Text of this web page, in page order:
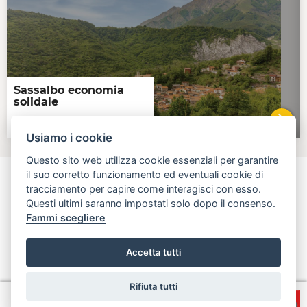
Sassalbo economia
solidale
aperta, innovativa, online
politiche del credito e turismo
info@open.toscana.it
Usiamo i cookie
Questo sito web utilizza cookie essenziali per garantire
il suo corretto funzionamento ed eventuali cookie di
tracciamento per capire come interagisci con esso.
Questi ultimi saranno impostati solo dopo il consenso.
Fammi scegliere
Accetta tutti
Rifiuta tutti